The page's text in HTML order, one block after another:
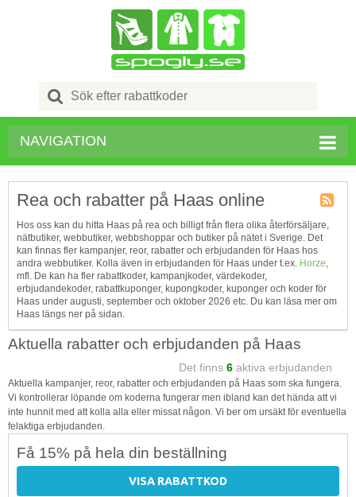
Search
for:
NAVIGATION
Tagg
Rea och rabatter på Haas online
Hos oss kan du hitta Haas på rea och billigt från flera olika återförsäljare,
nätbutiker, webbutiker, webbshoppar och butiker på nätet i Sverige. Det
kan finnas fler kampanjer, reor, rabatter och erbjudanden för Haas hos
andra webbutiker. Kolla även in erbjudanden för Haas under t.ex. Horze,
mfl. De kan ha fler rabattkoder, kampanjkoder, värdekoder,
erbjudandekoder, rabattkuponger, kupongkoder, kuponger och koder för
Haas under augusti, september och oktober 2026 etc. Du kan läsa mer om
Haas längs ner på sidan.
Aktuella rabatter och erbjudanden på Haas
Det finns 6 aktiva erbjudanden
Aktuella kampanjer, reor, rabatter och erbjudanden på Haas som ska fungera.
Vi kontrollerar löpande om koderna fungerar men ibland kan det hända att vi
inte hunnit med att kolla alla eller missat någon. Vi ber om ursäkt för eventuella
felaktiga erbjudanden.
Få 15% på hela din beställning
VISA RABATTKOD